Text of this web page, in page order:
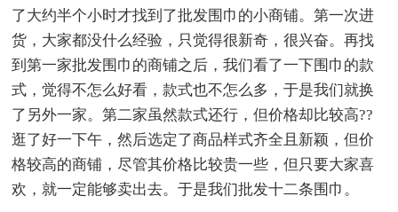
了大约半个小时才找到了批发围巾的小商铺。第一次进
货，大家都没什么经验，只觉得很新奇，很兴奋。再找
到第一家批发围巾的商铺之后，我们看了一下围巾的款
式，觉得不怎么好看，款式也不怎么多，于是我们就换
了另外一家。第二家虽然款式还行，但价格却比较高??
逛了好一下午，然后选定了商品样式齐全且新颖，但价
格较高的商铺，尽管其价格比较贵一些，但只要大家喜
欢，就一定能够卖出去。于是我们批发十二条围巾。